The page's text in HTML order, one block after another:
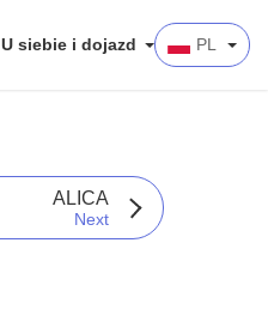
U siebie i dojazd PL
ALICA
Next